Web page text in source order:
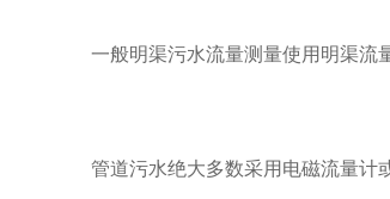
一般明渠污水流量测量使用明渠流
管道污水绝大多数采用电磁流量计